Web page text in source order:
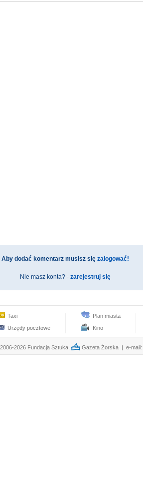
Aby dodać komentarz musisz się zalogować!
Nie masz konta? - zarejestruj się
Taxi
Urzędy pocztowe
Plan miasta
Kino
2026 Fundacja Sztuka, Gazeta Żorska | e-mail: